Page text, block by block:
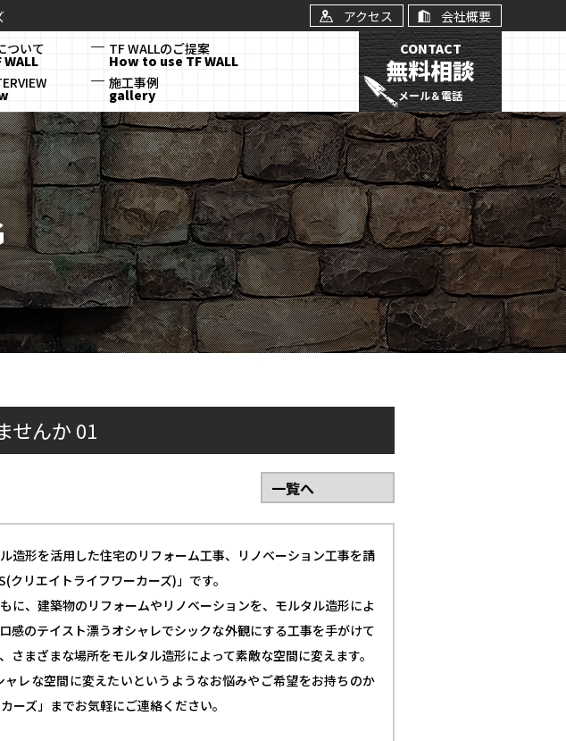
アクセス 会社概要
ついて TF WALLのご提案
How to use TF WALL
施工事例
gallery
CONTACT
無料相談
メール＆電話
せんか 01
一覧へ
造形を活用した住宅のリフォーム工事、リノベーション工事を請
クリエイトライフワーカーズ)」です。
に、建築物のリフォームやリノベーションを、モルタル造形によ
感のテイスト漂うオシャレでシックな外観にする工事を手がけて
さまざまな場所をモルタル造形によって素敵な空間に変えます。
レな空間に変えたいというようなお悩みやご希望をお持ちのか
ーズ」までお気軽にご連絡ください。